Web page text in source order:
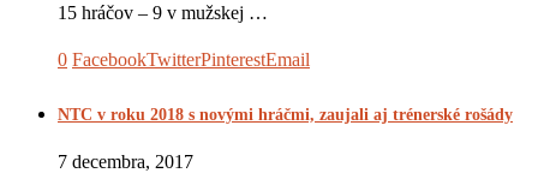
15 hráčov – 9 v mužskej …
0 FacebookTwitterPinterestEmail
NTC v roku 2018 s novými hráčmi, zaujali aj trénerské rošády
7 decembra, 2017